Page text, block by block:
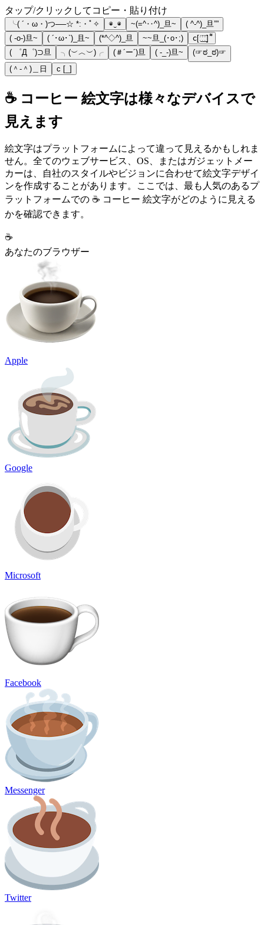
タップ/クリックしてコピー・貼り付け
╰( ´・ω・)つ──☆ *:・ﾟ✧ ◉‿◉ ~(=^‥^)_旦~
( ^-^)_旦””
( -о-)旦~
( ´･ω･`)_且~ (*^◇^)_旦 ~~旦_(･o･;)
ⅽ[ː̠̈ː̠̈ː̠̈] ͌
( ゜Д゜)⊃旦
╮(︶︿︶)╭ (＃´ー´)旦 ( -_-)旦~
(☞ಠ_ಠ)☞
(＾-＾)＿日
с [_]
☕ コーヒー 絵文字は様々なデバイスで
見えます
絵文字はプラットフォームによって違って見えるかもしれま
せん。全てのウェブサービス、OS、またはガジェットメー
カーは、自社のスタイルやビジョンに合わせて絵文字デザイ
ンを作成することがあります。ここでは、最も人気のあるプ
ラットフォームでの ☕ コーヒー 絵文字がどのように見える
かを確認できます。
☕
あなたのブラウザー
Apple
Google
Microsoft
Facebook
Messenger
Twitter